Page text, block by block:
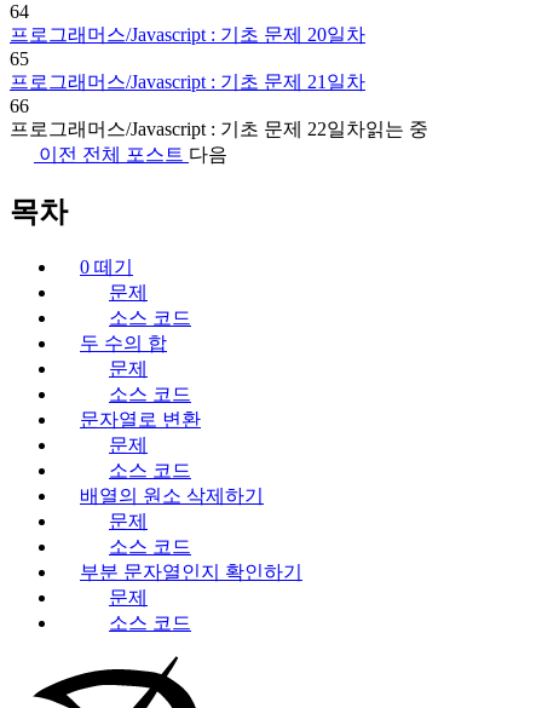
64
프로그래머스/Javascript : 기초 문제 20일차
65
프로그래머스/Javascript : 기초 문제 21일차
66
프로그래머스/Javascript : 기초 문제 22일차읽는 중
이전 전체 포스트 다음
목차
0 떼기
문제
소스 코드
두 수의 합
문제
소스 코드
문자열로 변환
문제
소스 코드
배열의 원소 삭제하기
문제
소스 코드
부분 문자열인지 확인하기
문제
소스 코드